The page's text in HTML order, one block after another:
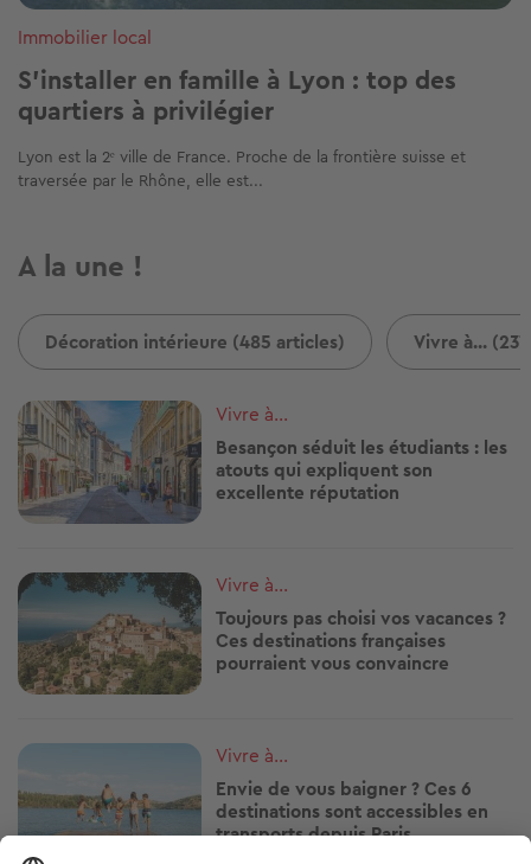
Immobilier local
S'installer en famille à Lyon : top des
quartiers à privilégier
Lyon est la 2ᵉ ville de France. Proche de la frontière suisse et
traversée par le Rhône, elle est...
A la une !
Décoration intérieure (485 articles) Vivre à...
Image
Vivre à...
Besançon séduit les étudiants : les
atouts qui expliquent son
excellente réputation
Image
Vivre à...
Toujours pas choisi vos vacances ?
Ces destinations françaises
pourraient vous convaincre
Image
Vivre à...
Envie de vous baigner ? Ces 6
destinations sont accessibles en
transports depuis Paris